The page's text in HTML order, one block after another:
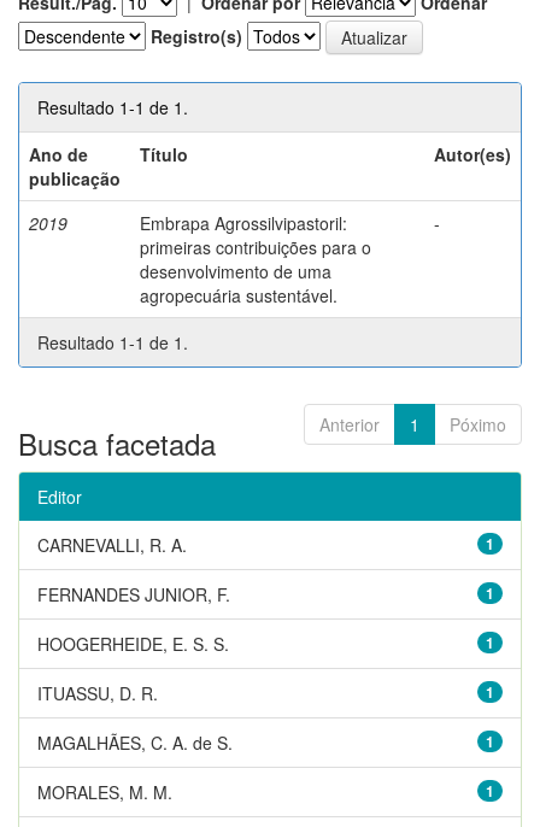
Registro(s)
Resultado 1-1 de 1.
Ano de
publicação
Título Autor(es)
2019
Embrapa Agrossilvipastoril:
primeiras contribuições para o
desenvolvimento de uma
agropecuária sustentável.
-
Resultado 1-1 de 1.
Anterior 1 Póximo
Busca facetada
Editor
1
CARNEVALLI, R. A.
1
FERNANDES JUNIOR, F.
1
HOOGERHEIDE, E. S. S.
1
ITUASSU, D. R.
1
MAGALHÃES, C. A. de S.
1
MORALES, M. M.